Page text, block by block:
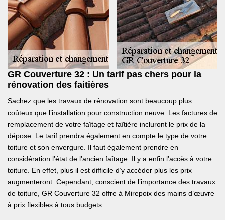
GR Couverture 32 : Un tarif pas chers pour la
rénovation des faitières
Sachez que les travaux de rénovation sont beaucoup plus
coûteux que l’installation pour construction neuve. Les factures de
remplacement de votre faîtage et faîtière incluront le prix de la
dépose. Le tarif prendra également en compte le type de votre
toiture et son envergure. Il faut également prendre en
considération l’état de l’ancien faîtage. Il y a enfin l’accès à votre
toiture. En effet, plus il est difficile d’y accéder plus les prix
augmenteront. Cependant, conscient de l’importance des travaux
de toiture, GR Couverture 32 offre à Mirepoix des mains d’œuvre
à prix flexibles à tous budgets.